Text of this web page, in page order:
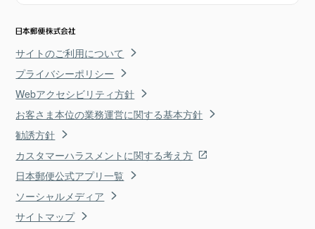
サイトのご利用について
プライバシーポリシー
Webアクセシビリティ方針
お客さま本位の業務運営に関する基本方針
勧誘方針
カスタマーハラスメントに関する考え方
日本郵便公式アプリ一覧
ソーシャルメディア
サイトマップ